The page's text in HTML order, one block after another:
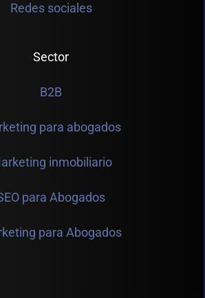
Redes sociales
Sector
B2B
para abogados
inmobiliario
para Abogados
para Abogados